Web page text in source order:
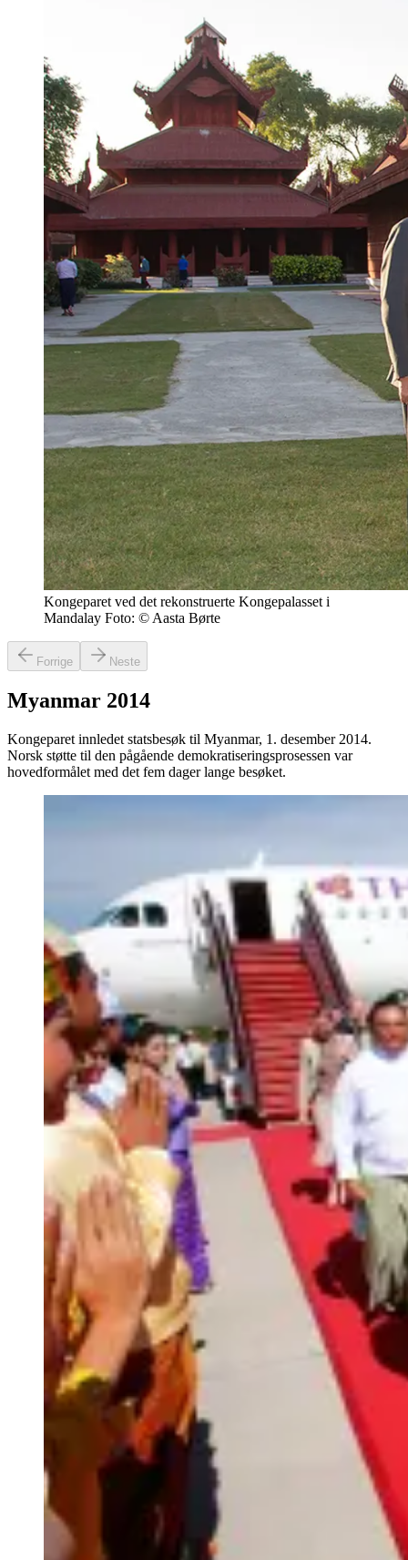
Kongeparet ved det rekonstruerte Kongepalasset i
Mandalay Foto: © Aasta Børte
Forrige Neste
Myanmar 2014
Kongeparet innledet statsbesøk til Myanmar, 1. desember 2014.
Norsk støtte til den pågående demokratiseringsprosessen var
hovedformålet med det fem dager lange besøket.